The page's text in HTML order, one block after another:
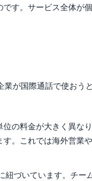
す。サービス全体が
が国際通話で使おう
の料金が大きく異な
。これでは海外営業
づいています。チー